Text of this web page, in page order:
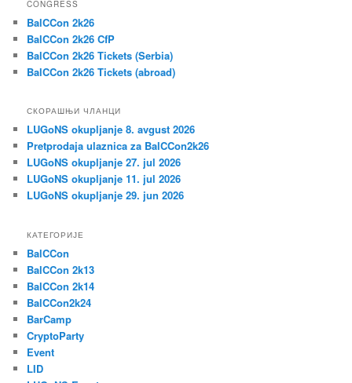
CONGRESS
BalCCon 2k26
BalCCon 2k26 CfP
BalCCon 2k26 Tickets (Serbia)
BalCCon 2k26 Tickets (abroad)
СКОРАШЊИ ЧЛАНЦИ
LUGoNS okupljanje 8. avgust 2026
Pretprodaja ulaznica za BalCCon2k26
LUGoNS okupljanje 27. jul 2026
LUGoNS okupljanje 11. jul 2026
LUGoNS okupljanje 29. jun 2026
КАТЕГОРИЈЕ
BalCCon
BalCCon 2k13
BalCCon 2k14
BalCCon2k24
BarCamp
CryptoParty
Event
LID